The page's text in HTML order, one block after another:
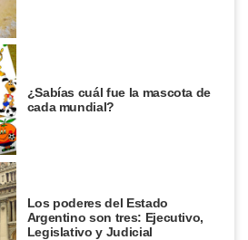
¿Sabías cuál fue la mascota de
cada mundial?
Los poderes del Estado
Argentino son tres: Ejecutivo,
Legislativo y Judicial